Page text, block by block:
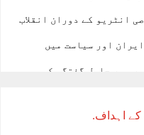
انٹریو کے دوران انقلاب
اور سیاست میں
سیر حاصل گفتگو کی۔
متاثر ہیں؟
اہداف.